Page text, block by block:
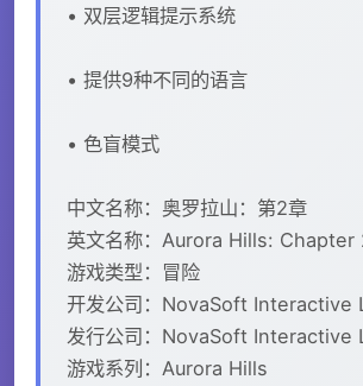
• 双层逻辑提示系统
• 提供9种不同的语言
• 色盲模式
中文名称：奥罗拉山：第2章
英文名称：Aurora Hills: Chapter
游戏类型：冒险
开发公司：NovaSoft Interactive
发行公司：NovaSoft Interactive
游戏系列：Aurora Hills